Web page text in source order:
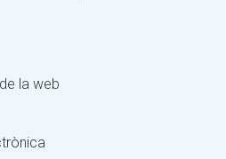
la web